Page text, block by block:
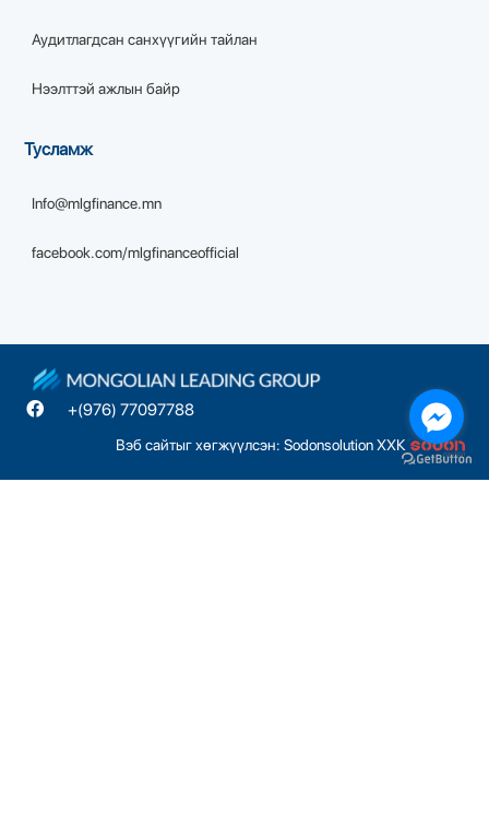
Аудитлагдсан санхүүгийн тайлан
Нээлттэй ажлын байр
Тусламж
Info@mlgfinance.mn
facebook.com/mlgfinanceofficial
+(976) 77097788
Вэб сайтыг хөгжүүлсэн: Sodonsolution ХХК